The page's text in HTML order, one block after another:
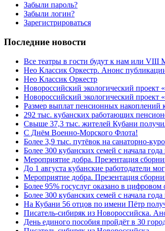
Забыли пароль?
Забыли логин?
Зарегистрироваться
Последние новости
Все театры в гости будут к нам или VIII
Нео Классик Оркестр. Анонс
Нео Классик Оркестр
Новороссийский экологический
Новороссийский экологический
Размер выплат пенсионных накоплений
292 тыс. кубанских работающих
Свыше 37,3 тыс. жителей Кубани
C Днём Военно-Морского Флота!
Более 3,9 тыс. путёвок на санаторно-
Более 300 кубанских семей с начала
Мероприятие добра. Презентация
До 1 августа кубанские работодатели
Мероприятие добра. Презентация
Более 95% госуслуг оказано в
Более 300 кубанских семей с начала
На Кубани 56 отцов по имени Пётр
Писатель-сибиряк из Новороссийска.
День единого пособия пройдёт в 30